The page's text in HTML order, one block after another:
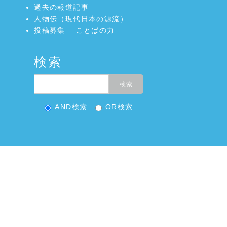
過去の報道記事
人物伝（現代日本の源流）
投稿募集
ことばの力
検索
AND検索 OR検索